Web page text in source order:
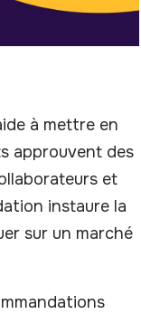
à mettre en
approuvent des
et
instaure la
sur un marché